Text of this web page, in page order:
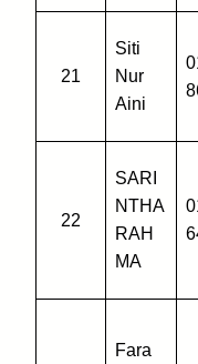
21
Siti
Nur
Aini
22
SARI
NTHA
RAH
MA
Fara